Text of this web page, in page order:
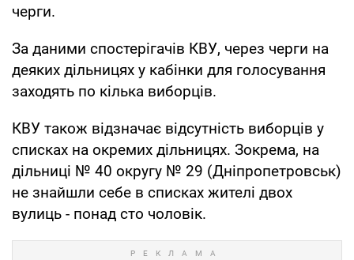
черги.
За даними спостерігачів КВУ, через черги на
деяких дільницях у кабінки для голосування
заходять по кілька виборців.
КВУ також відзначає відсутність виборців у
списках на окремих дільницях. Зокрема, на
дільниці № 40 округу № 29 (Дніпропетровськ)
не знайшли себе в списках жителі двох
вулиць - понад сто чоловік.